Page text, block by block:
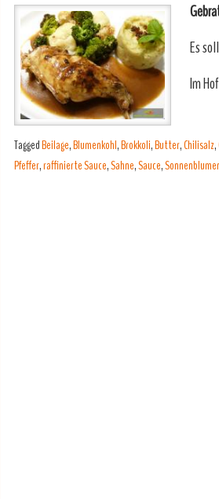
Es
Im
TaggedBeilage,Blumenkohl,Brokkoli,Butter,Chilisalz,
Pfeffer,raffinierte Sauce,Sahne,Sauce,